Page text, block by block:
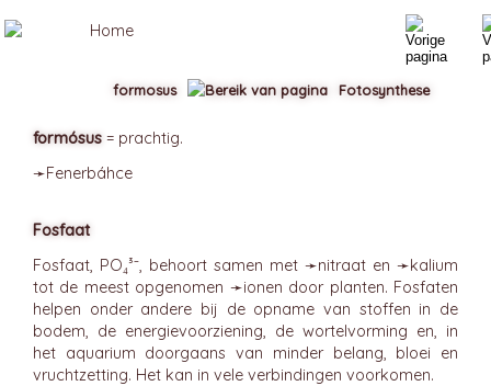
formósus = prachtig.
➛Fenerbáhce
Fosfaat
Fosfaat, PO₄³⁻, behoort samen met ➛nitraat en ➛kalium
tot de meest opgenomen ➛ionen door planten. Fosfaten
helpen onder andere bij de opname van stoffen in de
bodem, de energievoorziening, de wortelvorming en, in
het aquarium doorgaans van minder belang, bloei en
vruchtzetting. Het kan in vele verbindingen voorkomen.
formosus Fotosynthese